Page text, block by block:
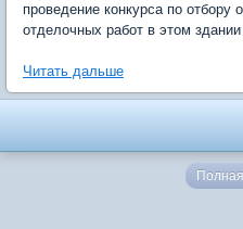
проведение конкурса по отбору
отделочных работ в этом
Читать дальше